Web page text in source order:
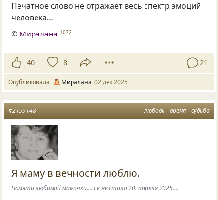
Печатное слово не отражает весь спектр эмоций
человека…
© Миралана 1072
40 8 21
Опубликовала Миралана 02 дек 2025
любовь время судьба
#2159148
Я маму в вечности люблю.
Памяти любимой мамочки.... Её не стало 20. апреля 2025....